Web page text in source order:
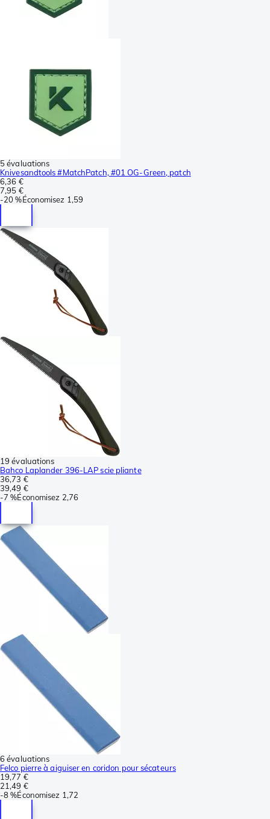
5 évaluations
Knivesandtools #MatchPatch, #01 OG-Green, patch
6,36 €
7,95 €
-20 %Économisez 1,59
19 évaluations
Bahco Laplander 396-LAP scie pliante
36,73 €
39,49 €
-7 %Économisez 2,76
6 évaluations
Felco pierre à aiguiser en coridon pour sécateurs
19,77 €
21,49 €
-8 %Économisez 1,72